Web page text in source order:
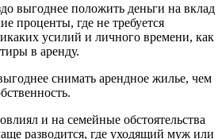
выгоднее положить деньги на вклад
проценты, где не требуется
усилий и личного времени, как
в аренду.
снимать арендное жилье, чем
и на семейные обстоятельства
разводится, где уходящий муж или